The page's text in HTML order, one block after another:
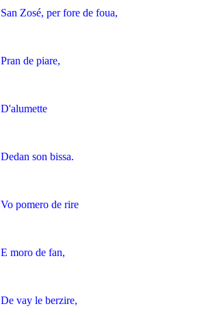
San Zosé, per fore de foua,
Pran de piare,
D'alumette
Dedan son bissa.
Vo pomero de rire
E moro de fan,
De vay le berzire,